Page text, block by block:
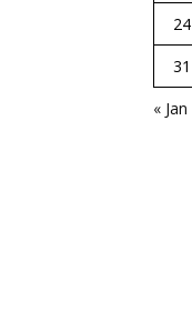
« Jan
24
31